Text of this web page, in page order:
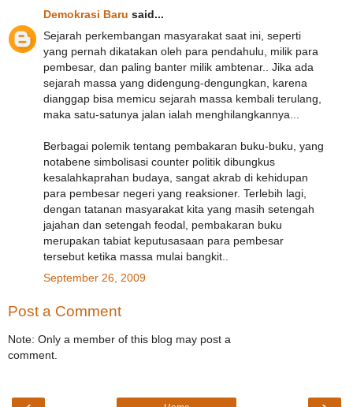
Demokrasi Baru said...
Sejarah perkembangan masyarakat saat ini, seperti
yang pernah dikatakan oleh para pendahulu, milik para
pembesar, dan paling banter milik ambtenar.. Jika ada
sejarah massa yang didengung-dengungkan, karena
dianggap bisa memicu sejarah massa kembali terulang,
maka satu-satunya jalan ialah menghilangkannya...
Berbagai polemik tentang pembakaran buku-buku, yang
notabene simbolisasi counter politik dibungkus
kesalahkaprahan budaya, sangat akrab di kehidupan
para pembesar negeri yang reaksioner. Terlebih lagi,
dengan tatanan masyarakat kita yang masih setengah
jajahan dan setengah feodal, pembakaran buku
merupakan tabiat keputusasaan para pembesar
tersebut ketika massa mulai bangkit..
September 26, 2009
Post a Comment
Note: Only a member of this blog may post a
comment.